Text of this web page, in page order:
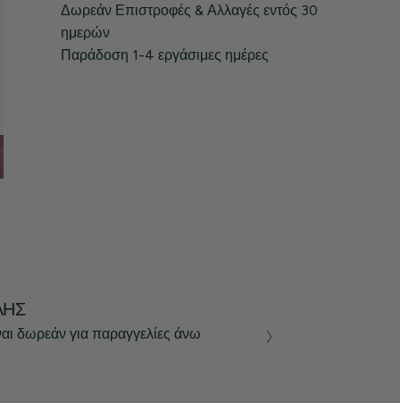
Δωρεάν Επιστροφές & Αλλαγές εντός 30
ημερών
Παράδοση 1-4 εργάσιμες ημέρες
δωρεάν για παραγγελίες άνω